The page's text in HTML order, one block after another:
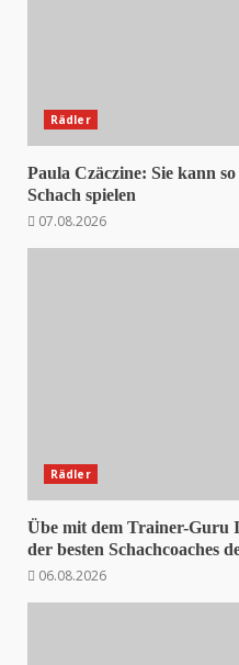
Rädler
Paula Czäczine: Sie kann
Schach spielen
07.08.2026
Rädler
Übe mit dem Trainer-Guru
der besten Schachcoaches
06.08.2026